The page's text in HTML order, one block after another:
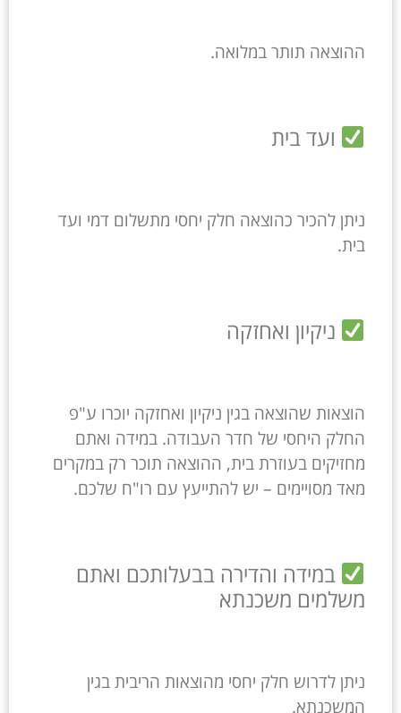
ההוצאה תותר במלואה.
ועד בית
ניתן להכיר כהוצאה חלק יחסי מתשלום דמי ועד
בית.
ניקיון ואחזקה
הוצאות שהוצאה בגין ניקיון ואחזקה יוכרו ע"פ
החלק היחסי של חדר העבודה. במידה ואתם
מחזיקים בעוזרת בית, ההוצאה תוכר רק במקרים
מאד מסויימים – יש להתייעץ עם רו"ח שלכם.
במידה והדירה בבעלותכם ואתם
משלמים משכנתא
ניתן לדרוש חלק יחסי מהוצאות הריבית בגין
המשכנתא.